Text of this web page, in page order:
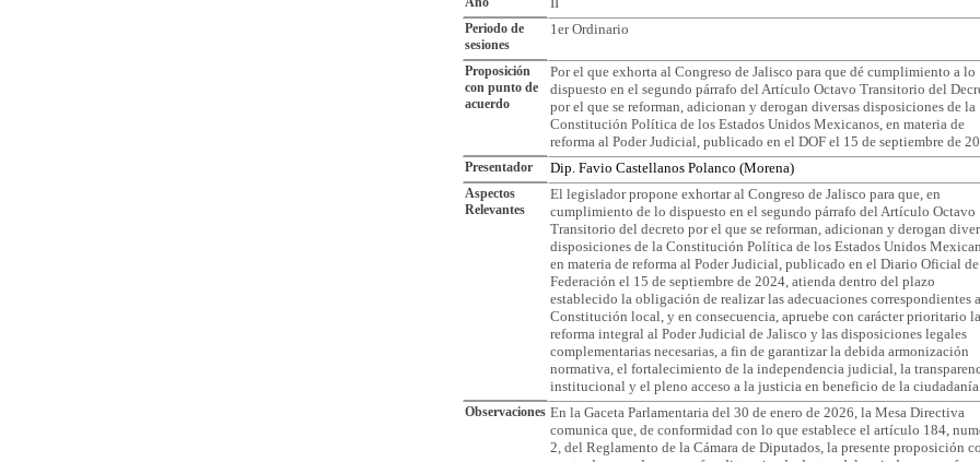
Periodo de
sesiones
1er Ordinario
Proposición
con punto de
acuerdo
Por el que exhorta al Congreso de Jalisco para que dé cumplimiento a lo
dispuesto en el segundo párrafo del Artículo Octavo Transitorio del
por el que se reforman, adicionan y derogan diversas disposiciones de la
Constitución Política de los Estados Unidos Mexicanos, en materia de
reforma al Poder Judicial, publicado en el DOF el 15 de septiembre de
Presentador Dip. Favio Castellanos Polanco (Morena)
Aspectos
Relevantes
El legislador propone exhortar al Congreso de Jalisco para que, en
cumplimiento de lo dispuesto en el segundo párrafo del Artículo Octavo
Transitorio del decreto por el que se reforman, adicionan y derogan
disposiciones de la Constitución Política de los Estados Unidos
en materia de reforma al Poder Judicial, publicado en el Diario Oficial
Federación el 15 de septiembre de 2024, atienda dentro del plazo
establecido la obligación de realizar las adecuaciones correspondientes
Constitución local, y en consecuencia, apruebe con carácter prioritario la
reforma integral al Poder Judicial de Jalisco y las disposiciones legales
complementarias necesarias, a fin de garantizar la debida armonización
normativa, el fortalecimiento de la independencia judicial, la
institucional y el pleno acceso a la justicia en beneficio de la
Observaciones En la Gaceta Parlamentaria del 30 de enero de 2026, la Mesa Directiva
comunica que, de conformidad con lo que establece el artículo 184,
2, del Reglamento de la Cámara de Diputados, la presente proposición